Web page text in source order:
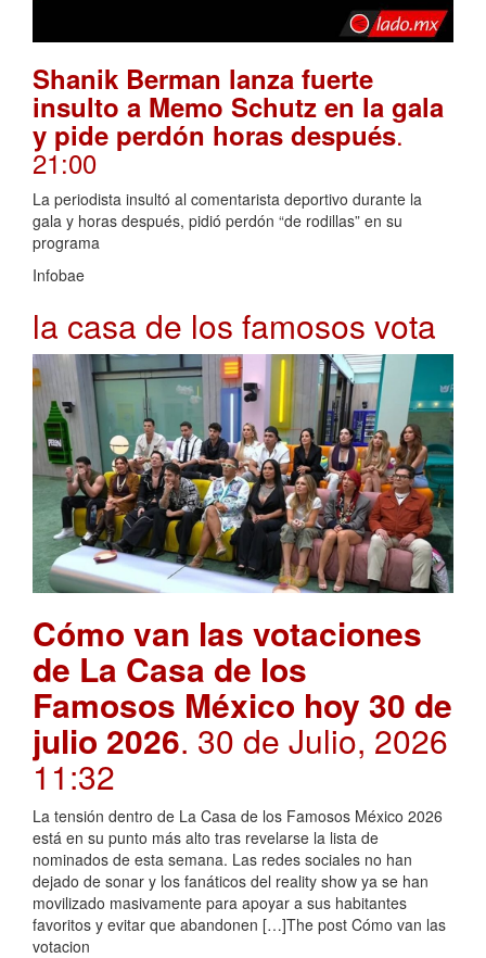
Shanik Berman lanza fuerte
insulto a Memo Schutz en la gala
y pide perdón horas después.
21:00
La periodista insultó al comentarista deportivo durante la
gala y horas después, pidió perdón “de rodillas” en su
programa
Infobae
la casa de los famosos vota
Cómo van las votaciones
de La Casa de los
Famosos México hoy 30 de
julio 2026. 30 de Julio, 2026
11:32
La tensión dentro de La Casa de los Famosos México 2026
está en su punto más alto tras revelarse la lista de
nominados de esta semana. Las redes sociales no han
dejado de sonar y los fanáticos del reality show ya se han
movilizado masivamente para apoyar a sus habitantes
favoritos y evitar que abandonen […]The post Cómo van las
votacion